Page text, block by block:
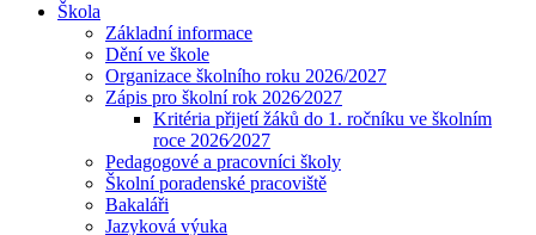
Škola
Základní informace
Dění ve škole
Organizace školního roku 2026/2027
Zápis pro školní rok 2026⁄2027
Kritéria přijetí žáků do 1. ročníku ve školním
roce 2026⁄2027
Pedagogové a pracovníci školy
Školní poradenské pracoviště
Bakaláři
Jazyková výuka